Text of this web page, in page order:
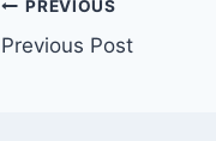
b
o o
Post
PREVIOUS
Previous Post